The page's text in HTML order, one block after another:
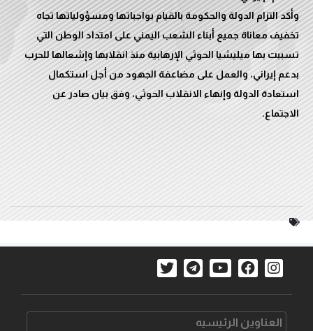
وأكد التزام الدولة والحكومة بالقيام بواجباتها ومسؤولياتها تجاه
تخفيف معاناة جميع أبناء الشعب اليمني على امتداد الوطن التي
تسببت بها ميليشيا الحوثي الإرهابية منذ انقلابها وإشعالها للحرب
بدعم إيراني، والعمل على مضاعفة الجهود من أجل استكمال
استعادة الدولة وإنهاء الانقلاب الحوثي، وفق بيان صادر عن
الاجتماع.
العناوین الرئیسیه